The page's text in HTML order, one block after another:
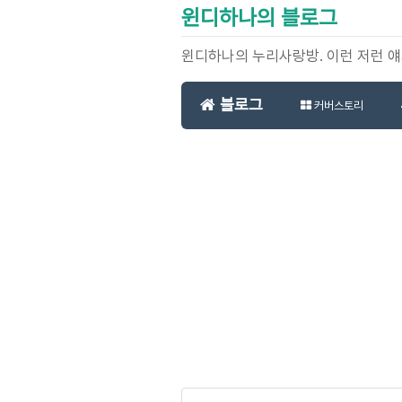
윈디하나의 블로그
윈디하나의 누리사랑방. 이런 저런 얘
블로그 커버스토리